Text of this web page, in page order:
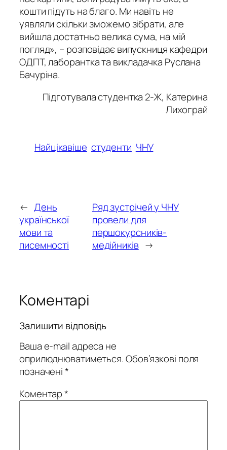
кошти підуть на благо. Ми навіть не
уявляли скільки зможемо зібрати, але
вийшла достатньо велика сума, на мій
погляд», – розповідає випускниця кафедри
ОДПТ, лаборантка та викладачка Руслана
Бачуріна.
Підготувала студентка 2-Ж, Катерина
Лихограй
Найцікавіше студенти ЧНУ
← День
української
мови та
писемності
Ряд зустрічей у ЧНУ
провели для
першокурсників-
медійників →
Коментарі
Залишити відповідь
Ваша e-mail адреса не
оприлюднюватиметься.Обов’язкові поля
позначені*
Коментар*